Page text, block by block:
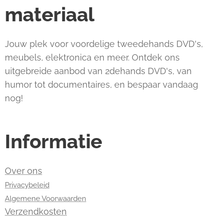
materiaal
Jouw plek voor voordelige tweedehands DVD's,
meubels, elektronica en meer. Ontdek ons
uitgebreide aanbod van 2dehands DVD's, van
humor tot documentaires, en bespaar vandaag
nog!
Informatie
Over ons
Privacybeleid
Algemene Voorwaarden
Verzendkosten